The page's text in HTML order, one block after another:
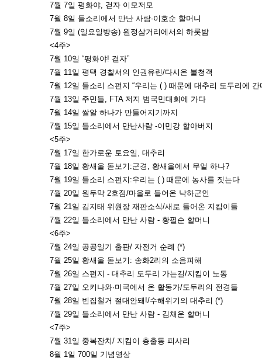
7월 7일 평화야, 걷자 이모저모
7월 8일 들소리에서 만난 사람-이호순 할머니
7월 9일 (일요일방송) 원정삼거리에서의 하룻밤
<4주>
7월 10일 “평화야! 걷자”
7월 11일 평택 경찰서의 인권유린/다시온 불청객
7월 12일 들소리 스펀지 “우리는 ( ) 때문에 대추리 도두리에 간
7월 13일 주민들, FTA 저지 범국민대회에 가다
7월 14일 쌀알 하나가 만들어지기까지
7월 15일 들소리에서 만난사람 -이민강 할아버지
<5주>
7월 17일 한가로운 토요일, 대추리
7월 18일 황새울 돋보기:군경, 황새울에서 무얼 하나?
7월 19일 들소리 스펀지:우리는 ( ) 때문에 농사를 짓는다
7월 20일 원두막 2호점/마을로 들어온 낙하군인
7월 21일 김지태 위원장 재판소식/새로 들어온 지킴이들
7월 22일 들소리에서 만난 사람 - 황필순 할머니
<6주>
7월 24일 공공일기 출판/ 자전거 순례 (*)
7월 25일 황새울 돋보기: 송화2리의 소음피해
7월 26일 스펀지 - 대추리 도두리 가는길/지킴이 노동
7월 27일 오키나와·미국에서 온 활동가/도두리의 전경들
7월 28일 빈집철거 절대안돼!/수해위기의 대추리 (*)
7월 29일 들소리에서 만난 사람 - 김채운 할머니
<7주>
7월 31일 중복잔치/ 지킴이 총출동 피사리
8월 1일 700일 기념영상